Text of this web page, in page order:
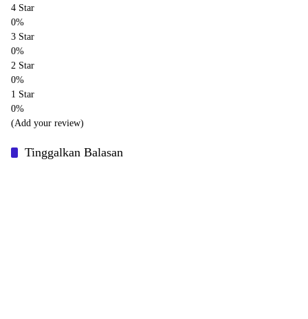
4 Star
0%
3 Star
0%
2 Star
0%
1 Star
0%
(Add your review)
Tinggalkan Balasan